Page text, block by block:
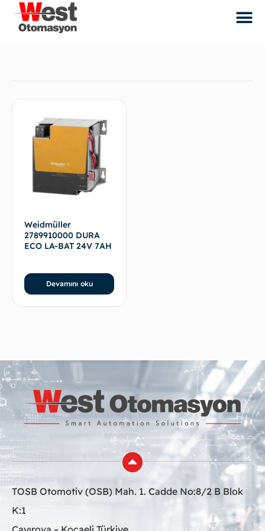
Weidmüller
2789910000 DURA
ECO LA-BAT 24V 7AH
Devamını oku
TOSB Otomotiv (OSB) Mah. 1. Cadde No:8/2 B Blok
K:1